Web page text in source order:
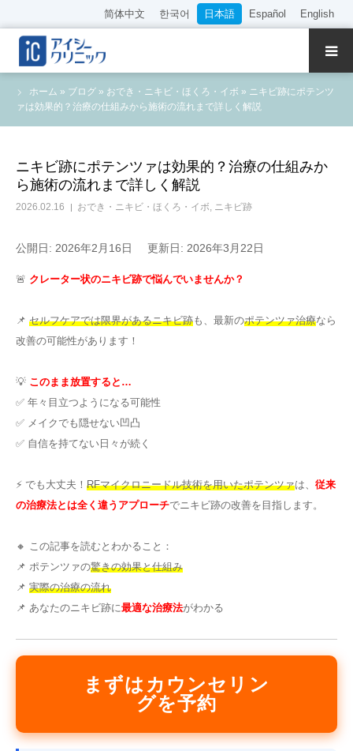
简体中文 한국어 日本語 Español English
ホーム » ブログ » おでき・ニキビ・ほくろ・イボ » ニキビ跡にポテンツ
ァは効果的？治療の仕組みから施術の流れまで詳しく解説
ニキビ跡にポテンツァは効果的？治療の仕組みか
ら施術の流れまで詳しく解説
2026.02.16 おでき・ニキビ・ほくろ・イボ, ニキビ跡
公開日: 2026年2月16日 更新日: 2026年3月22日
🚨 クレーター状のニキビ跡で悩んでいませんか？
📌 セルフケアでは限界があるニキビ跡も、最新のポテンツァ治療なら
改善の可能性があります！
💡 このまま放置すると…
✅ 年々目立つようになる可能性
✅ メイクでも隠せない凹凸
✅ 自信を持てない日々が続く
⚡ でも大丈夫！ RFマイクロニードル技術を用いたポテンツァは、 従来
の治療法とは全く違うアプローチでニキビ跡の改善を目指します。
🔸 この記事を読むとわかること：
📌 ポテンツァの驚きの効果と仕組み
📌 実際の治療の流れ
📌 あなたのニキビ跡に最適な治療法がわかる
まずはカウンセリン
グを予約
クリニック紹介
診療内容
WEB予約
料金表
採用情報
その他
言語
English